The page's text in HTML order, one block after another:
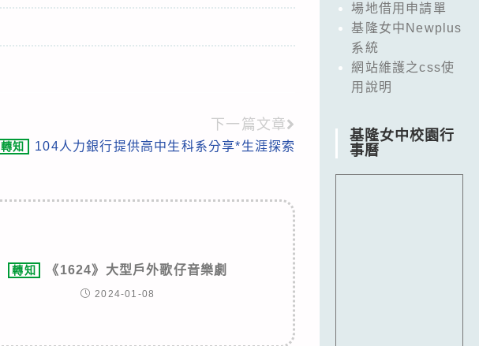
下一篇文章
轉知 104人力銀行提供高中生科系分享*生涯探索
轉知 《1624》大型戶外歌仔音樂劇
2024-01-08
場地借用申請單
基隆女中Newplus
系統
網站維護之css使
用說明
基隆女中校園行
事曆